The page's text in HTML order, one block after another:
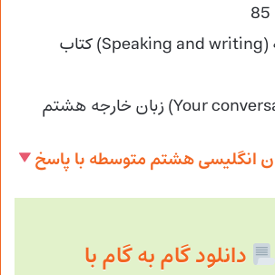
شامل جواب به (Speaking and writing) کتاب
انگلیسی هشتم متوسطه با پاسخ
دانلود گام به گام با